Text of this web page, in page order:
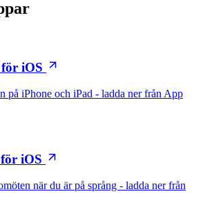
iOS
på iPhone och iPad - ladda ner från App
iOS
när du är på språng - ladda ner från